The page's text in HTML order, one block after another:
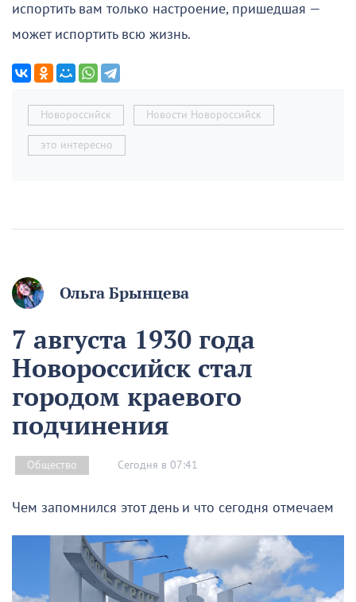
испортить вам только настроение, пришедшая —
может испортить всю жизнь.
Новороссийск Новости Новороссийск
это интересно
Ольга Брынцева
7 августа 1930 года
Новороссийск стал
городом краевого
подчинения
Общество Сегодня в 07:41
Чем запомнился этот день и что сегодня отмечаем